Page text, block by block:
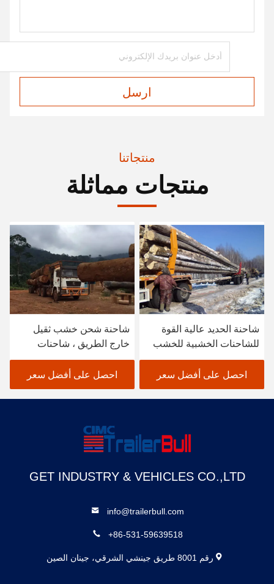
ارسل
منتجاتنا
منتجات مماثلة
شاحنة الحديد عالية القوة
للشاحنات الخشبية للخشب
الخفيف
احصل على أفضل سعر
شاحنة شحن خشب ثقيل
خارج الطريق ، شاحنات
شحن خشب مع عمود خشب
ثلاثي الزاوية
احصل على أفضل سعر
GET INDUSTRY & VEHICLES CO.,LTD
info@trailerbull.com
+86-531-59639518
رقم 8001 طريق جينشي الشرقي، جينان الصين